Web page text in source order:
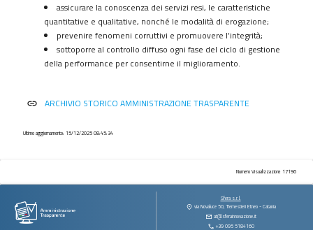
contratti
contributi
vantaggi
immobili
e
assicurare la conoscenza dei servizi resi, le caratteristiche
quantitative e qualitative, nonché le modalità di erogazione;
prevenire fenomeni corruttivi e promuovere l’integrità;
sottoporre al controllo diffuso ogni fase del ciclo di gestione
della performance per consentirne il miglioramento.
link ARCHIVIO STORICO AMMINISTRAZIONE TRASPARENTE
Ultimo aggiornamento: 15/12/2025 08:45:34
Numero Visualizzazioni: 17196
Sfera s.r.l.
via Novaluce 50, Tremestieri Etneo - Catania
at@sferainnovazione.it
+39 095 5184160